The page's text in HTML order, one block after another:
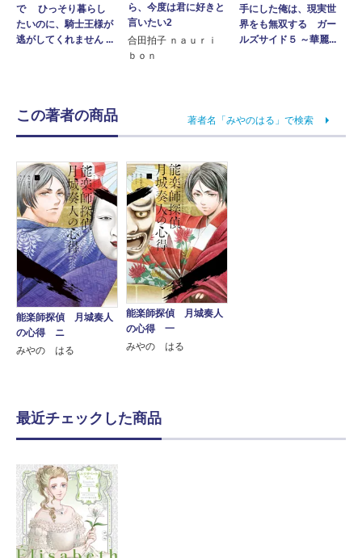
で ひっそり暮らし
たいのに、騎士王様が
逃がしてくれません ...
ら、今度は君に好きと
言いたい2
合田拍子 ｎａｕｒｉ
ｂｏｎ
手にした俺は、現実世
界をも無双する ガー
ルズサイド５ ～華麗...
この著者の商品 著者名「みやのはる」で検索
能楽師探偵 月城奏人
の心得 ニ
みやの はる
能楽師探偵 月城奏人
の心得 一
みやの はる
最近チェックした商品